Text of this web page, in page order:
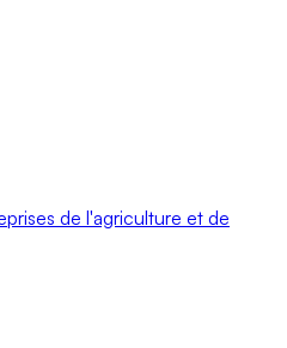
de l'agriculture et de